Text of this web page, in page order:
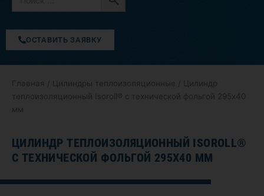
ОСТАВИТЬ ЗАЯВКУ
Главная Цилиндры теплоизоляционные / Цилиндр
теплоизоляционный Isoroll® с технической фольгой 295х40
мм
ЦИЛИНДР ТЕПЛОИЗОЛЯЦИОННЫЙ ISOROLL®
С ТЕХНИЧЕСКОЙ ФОЛЬГОЙ 295Х40 ММ